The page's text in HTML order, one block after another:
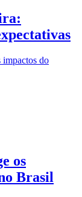
impactos do
os
Brasil